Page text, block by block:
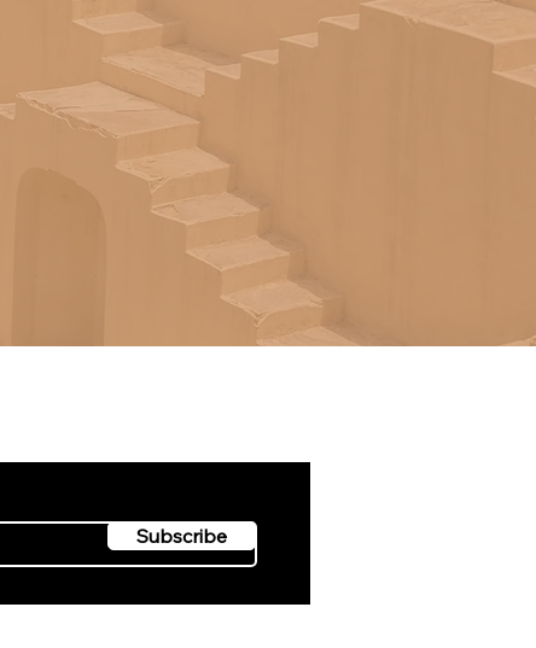
Subscribe